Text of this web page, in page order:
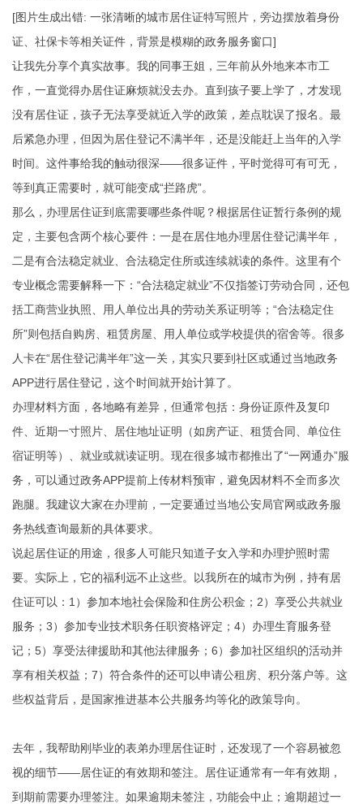
[图片生成出错: 一张清晰的城市居住证特写照片，旁边摆放着身份
证、社保卡等相关证件，背景是模糊的政务服务窗口]
让我先分享个真实故事。我的同事王姐，三年前从外地来本市工
作，一直觉得办居住证麻烦就没去办。直到孩子要上学了，才发现
没有居住证，孩子无法享受就近入学的政策，差点耽误了报名。最
后紧急办理，但因为居住登记不满半年，还是没能赶上当年的入学
时间。这件事给我的触动很深——很多证件，平时觉得可有可无，
等到真正需要时，就可能变成“拦路虎”。
那么，办理居住证到底需要哪些条件呢？根据居住证暂行条例的规
定，主要包含两个核心要件：一是在居住地办理居住登记满半年，
二是有合法稳定就业、合法稳定住所或连续就读的条件。这里有个
专业概念需要解释一下：“合法稳定就业”不仅指签订劳动合同，还包
括工商营业执照、用人单位出具的劳动关系证明等；“合法稳定住
所”则包括自购房、租赁房屋、用人单位或学校提供的宿舍等。很多
人卡在“居住登记满半年”这一关，其实只要到社区或通过当地政务
APP进行居住登记，这个时间就开始计算了。
办理材料方面，各地略有差异，但通常包括：身份证原件及复印
件、近期一寸照片、居住地址证明（如房产证、租赁合同、单位住
宿证明等）、就业或就读证明。现在很多城市都推出了“一网通办”服
务，可以通过政务APP提前上传材料预审，避免因材料不全而多次
跑腿。我建议大家在办理前，一定要通过当地公安局官网或政务服
务热线查询最新的具体要求。
说起居住证的用途，很多人可能只知道子女入学和办理护照时需
要。实际上，它的福利远不止这些。以我所在的城市为例，持有居
住证可以：1）参加本地社会保险和住房公积金；2）享受公共就业
服务；3）参加专业技术职务任职资格评定；4）办理生育服务登
记；5）享受法律援助和其他法律服务；6）参加社区组织的活动并
享有相关权益；7）符合条件的还可以申请公租房、积分落户等。这
些权益背后，是国家推进基本公共服务均等化的政策导向。
去年，我帮助刚毕业的表弟办理居住证时，还发现了一个容易被忽
视的细节——居住证的有效期和签注。居住证通常有一年有效期，
到期前需要办理签注。如果逾期未签注，功能会中止；逾期超过一